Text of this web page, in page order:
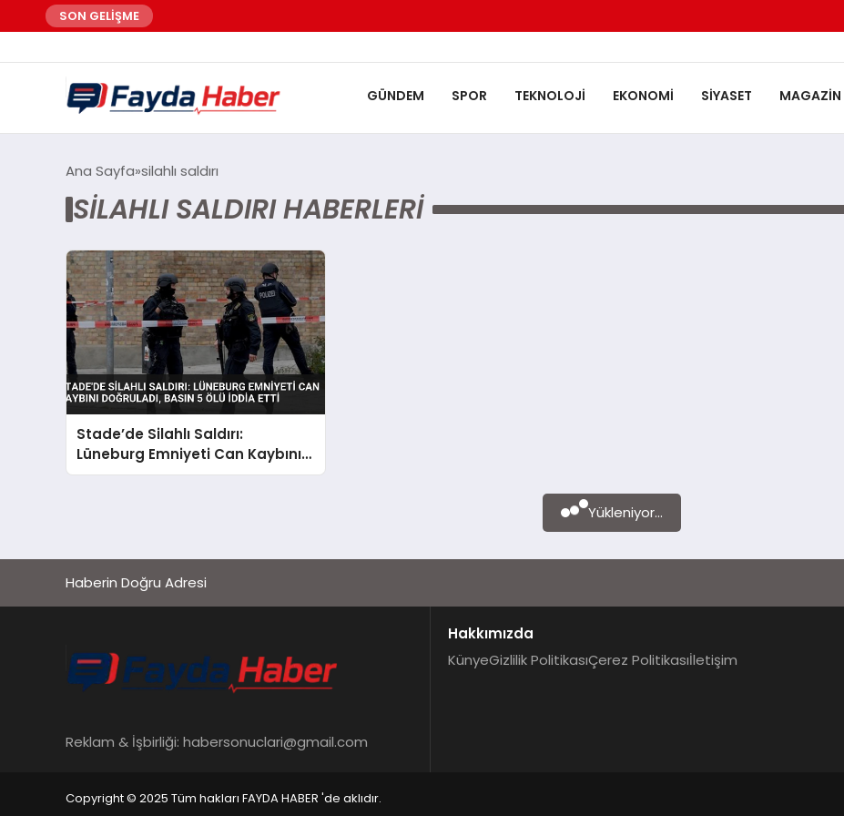
SON GELİŞME
GÜNDEM SPOR TEKNOLOJI EKONOMI SIYASET MAGAZIN
Ana Sayfa silahlı saldırı
SILAHLI SALDIRI HABERLERI
Stade’de Silahlı Saldırı:
Lüneburg Emniyeti Can Kaybını
Doğruladı, Basın 5 Ölü İddia Etti
Yükleniyor...
Haberin Doğru Adresi
Reklam & İşbirliği: habersonuclari@gmail.com
Hakkımızda
KünyeGizlilik PolitikasıÇerez Politikasıİletişim
Copyright © 2025 Tüm hakları FAYDA HABER 'de aklıdır.